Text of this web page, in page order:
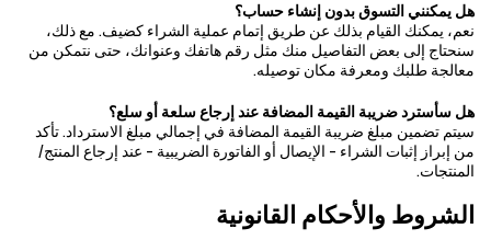
هل يمكنني التسوق بدون إنشاء حساب؟
نعم، يمكنك القيام بذلك عن طريق إتمام عملية الشراء كضيف. مع ذلك،
سنحتاج إلى بعض التفاصيل منك مثل رقم هاتفك وعنوانك، حتى نتمكن من
معالجة طلبك ومعرفة مكان توصيله.
هل سأسترد ضريبة القيمة المضافة عند إرجاع سلعة أو سلع؟
سيتم تضمين مبلغ ضريبة القيمة المضافة في إجمالي مبلغ الاسترداد. تأكد
من إبراز إثبات الشراء - الإيصال أو الفاتورة الضريبية - عند إرجاع المنتج/
المنتجات.
الشروط والأحكام القانونية